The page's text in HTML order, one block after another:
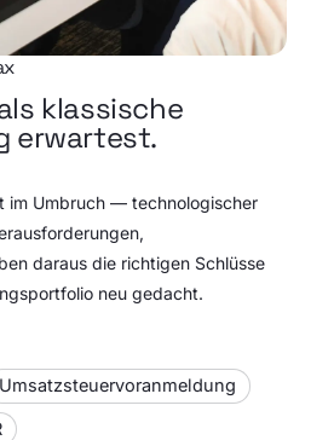
klassische
erwartest.
im Umbruch — technologischer
daraus die richtigen Schlüsse
neu gedacht.
Umsatzsteuervoranmeldung